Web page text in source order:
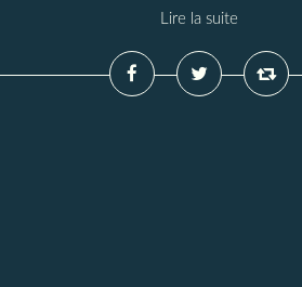
Lire la suite